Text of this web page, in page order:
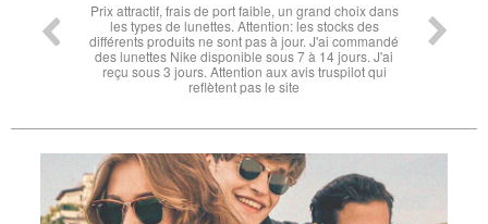
Prix attractif, frais de port faible, un grand choix dans
les types de lunettes. Attention: les stocks des
différents produits ne sont pas à jour. J'ai commandé
des lunettes Nike disponible sous 7 à 14 jours. J'ai
reçu sous 3 jours. Attention aux avis truspilot qui
reflètent pas le site